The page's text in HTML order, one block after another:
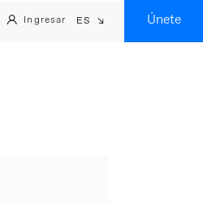
Ingresar ES Únete